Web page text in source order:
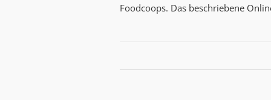
Foodcoops. Das beschriebene